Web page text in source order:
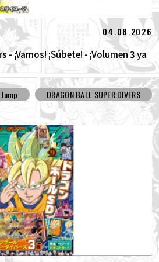
04.08.2026
- ¡Vamos! ¡Súbete! - ¡Volumen 3 ya
DRAGON BALL SUPER DIVERS